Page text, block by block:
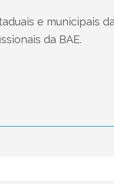
e municipais
da BAE.